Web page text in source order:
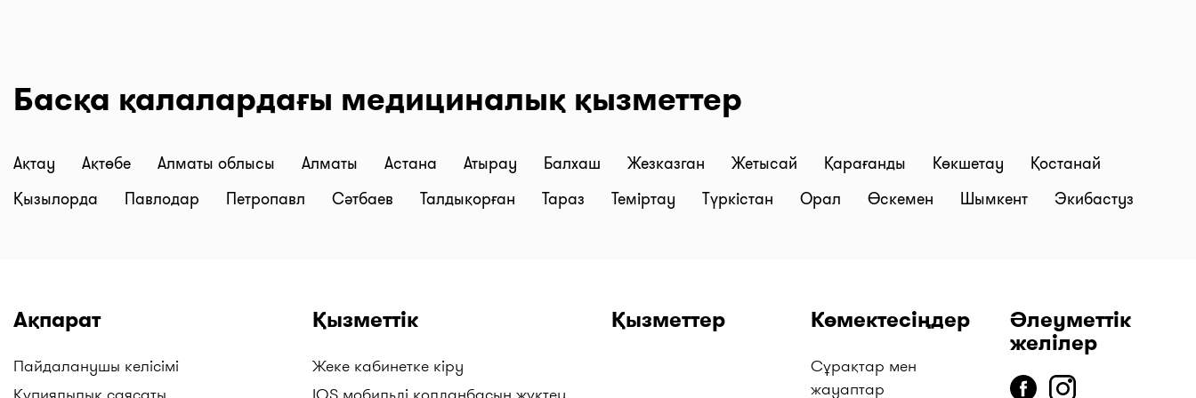
Басқа қалалардағы медициналық қызметтер
Ақтау Ақтөбе Алматы облысы Алматы Астана Атырау Балхаш Жезказган Жетысай Қарағанды Көкшетау
Қостанай
Қызылорда
Павлодар Петропавл Сәтбаев Талдықорған Тараз Теміртау Түркістан Орал Өскемен Шымкент Экибастуз
Ақпарат
Пайдаланушы келісімі
Қызметтік
Жеке кабинетке кіру
Қызметтер Көмектесіңдер
Сұрақтар мен
жауаптар
Әлеуметтік
желілер